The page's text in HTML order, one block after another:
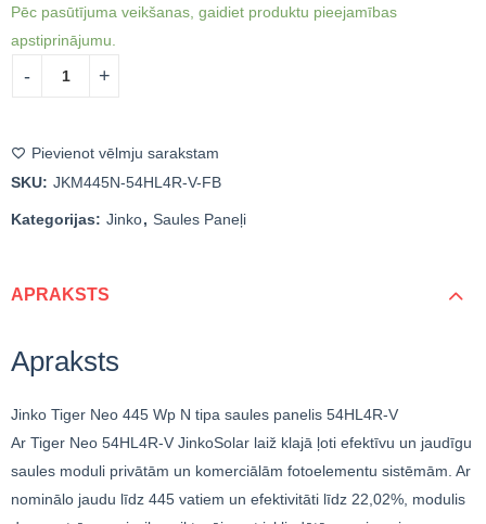
Pēc pasūtījuma veikšanas, gaidiet produktu pieejamības
apstiprinājumu.
Pievienot vēlmju sarakstam
SKU: JKM445N-54HL4R-V-FB
Kategorijas: Jinko, Saules Paneļi
APRAKSTS
Apraksts
Jinko Tiger Neo 445 Wp N tipa saules panelis 54HL4R-V
Ar Tiger Neo 54HL4R-V JinkoSolar laiž klajā ļoti efektīvu un jaudīgu
saules moduli privātām un komerciālām fotoelementu sistēmām. Ar
nominālo jaudu līdz 445 vatiem un efektivitāti līdz 22,02%, modulis